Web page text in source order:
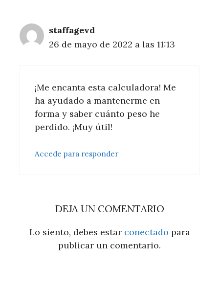
staffagevd
26 de mayo de 2022 a las 11:13
¡Me encanta esta calculadora! Me
ha ayudado a mantenerme en
forma y saber cuánto peso he
perdido. ¡Muy útil!
Accede para responder
DEJA UN COMENTARIO
Lo siento, debes estar conectado para
publicar un comentario.